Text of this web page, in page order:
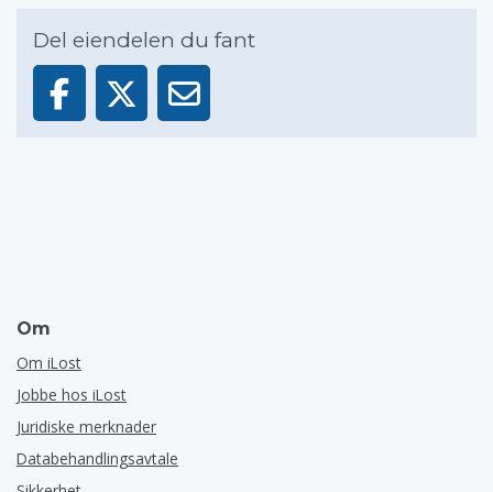
Del eiendelen du fant
Om
Om iLost
Jobbe hos iLost
Juridiske merknader
Databehandlingsavtale